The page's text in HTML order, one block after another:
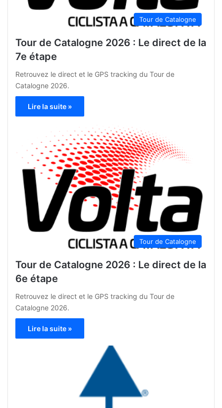
Tour de Catalogne
Tour de Catalogne 2026 : Le direct de la
7e étape
Retrouvez le direct et le GPS tracking du Tour de
Catalogne 2026.
Lire la suite »
Tour de Catalogne
Tour de Catalogne 2026 : Le direct de la
6e étape
Retrouvez le direct et le GPS tracking du Tour de
Catalogne 2026.
Lire la suite »